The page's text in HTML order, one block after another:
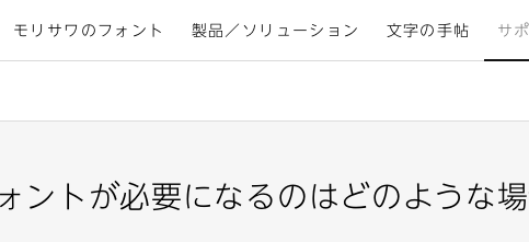
モリサワのフォント 製品／ソリューション 文字の手帖 サ
ントが必要になるのはどのような